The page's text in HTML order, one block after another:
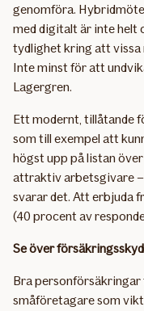
genomföra.
med digitalt är inte helt
tydlighet kring att vissa
Inte minst för att
Lagergren.
Ett modernt, tillåtande
som till exempel att
högst upp på listan
attraktiv arbetsgivare
svarar det. Att erbjuda
(40 procent av
Se över
Bra personförsäkringar
småföretagare som